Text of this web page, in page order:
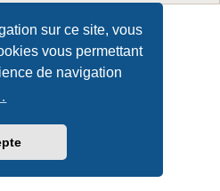
sur ce site, vous
vous permettant
de navigation
Forum Software © phpBB Limited
officielle© Qiaeru
| Conditions